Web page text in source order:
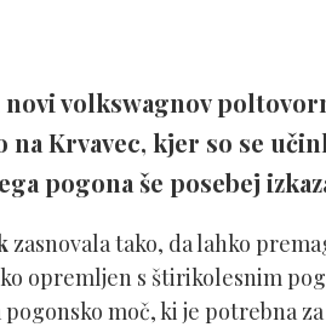
volkswagnov
Krvavec, kjer so se
pogona še posebej
zasnovala tako, da lahko
opremljen s štirikolesnim
moč, ki je potrebna